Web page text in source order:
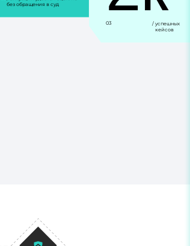
без обращения в суд
03
/ успешных
кейсов